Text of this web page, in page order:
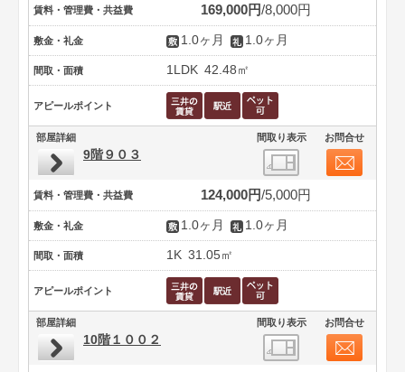
賃料・管理費・共益費 169,000円 8,000円
敷金・礼金 1.0ヶ月 1.0ヶ月
間取・面積 1LDK 42.48㎡
アピールポイント
部屋詳細 間取り表示 お問合せ
9階９０３
賃料・管理費・共益費 124,000円 5,000円
敷金・礼金 1.0ヶ月 1.0ヶ月
間取・面積 1K 31.05㎡
アピールポイント
部屋詳細 間取り表示 お問合せ
10階１００２